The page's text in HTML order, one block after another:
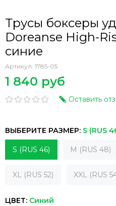
Трусы боксеры
Doreanse High-
синие
Артикул: 1785-05
1 840 руб
Оставить
ВЫБЕРИТЕ РАЗМЕР: S (RUS
S (RUS 46) M (RUS 48)
XL (RUS 52) XXL (RUS
ЦВЕТ: Синий